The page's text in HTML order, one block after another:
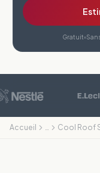
Gratuit
Accueil … Cool Roof